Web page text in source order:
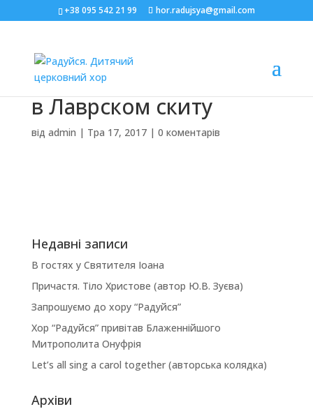
+38 095 542 21 99 hor.radujsya@gmail.com
в Лаврском скиту
від admin | Тра 17, 2017| 0 коментарів
Недавні записи
В гостях у Святителя Іоана
Причастя. Тіло Христове (автор Ю.В. Зуєва)
Запрошуємо до хору “Радуйся”
Хор “Радуйся” привітав Блаженнійшого
Митрополита Онуфрія
Let’s all sing a carol together (авторська колядка)
Архіви